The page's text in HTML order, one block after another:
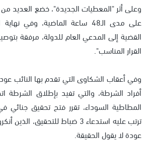
وعلى أثر "المعطيات الجديدة"، خضع العديد
على مدى الـ48 ساعة الماضية،
القضية إلى المدعي العام للدولة، مرفقة
القرار المناسب".
وفي أعقاب الشكاوى التي تقدم بها النائب
أفراد الشرطة، والتي تفيد بإطلاق الشرطة
المطاطية السوداء، تقرر فتح تحقيق جنائي
ترتب عليه استدعاء 3 ضباط
عودة لا يقول الحقيقة.